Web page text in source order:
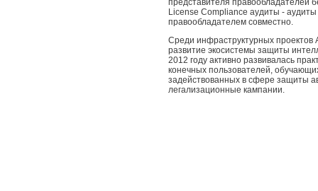
представителя правообладателей
License Compliance аудиты -
правообладателем совместно.
Среди инфраструктурных проектов
развитие экосистемы защиты
2012 году активно развивалась
конечных пользователей,
задействованных в сфере защиты
легализационные кампании.